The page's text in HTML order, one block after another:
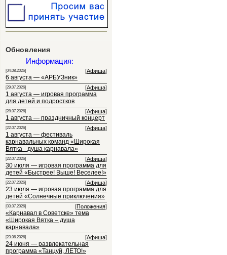
Обновления
Информация:
[04.08.2026] [Афиша]
6 августа — «АРБУЗник»
[29.07.2026] [Афиша]
1 августа — игровая программа
для детей и подростков
[28.07.2026] [Афиша]
1 августа — праздничный концерт
[22.07.2026] [Афиша]
1 августа — фестиваль
карнавальных команд «Широкая
Вятка - душа карнавала»
[22.07.2026] [Афиша]
30 июля — игровая программа для
детей «Быстрее! Выше! Веселее!»
[22.07.2026] [Афиша]
23 июля — игровая программа для
детей «Солнечные приключения»
[03.07.2026] [Положения]
«Карнавал в Советске» тема
«Широкая Вятка – душа
карнавала»
[23.06.2026] [Афиша]
24 июня — развлекательная
программа «Танцуй, ЛЕТО!»